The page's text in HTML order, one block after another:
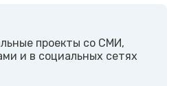
проекты со СМИ,
и в социальных сетях